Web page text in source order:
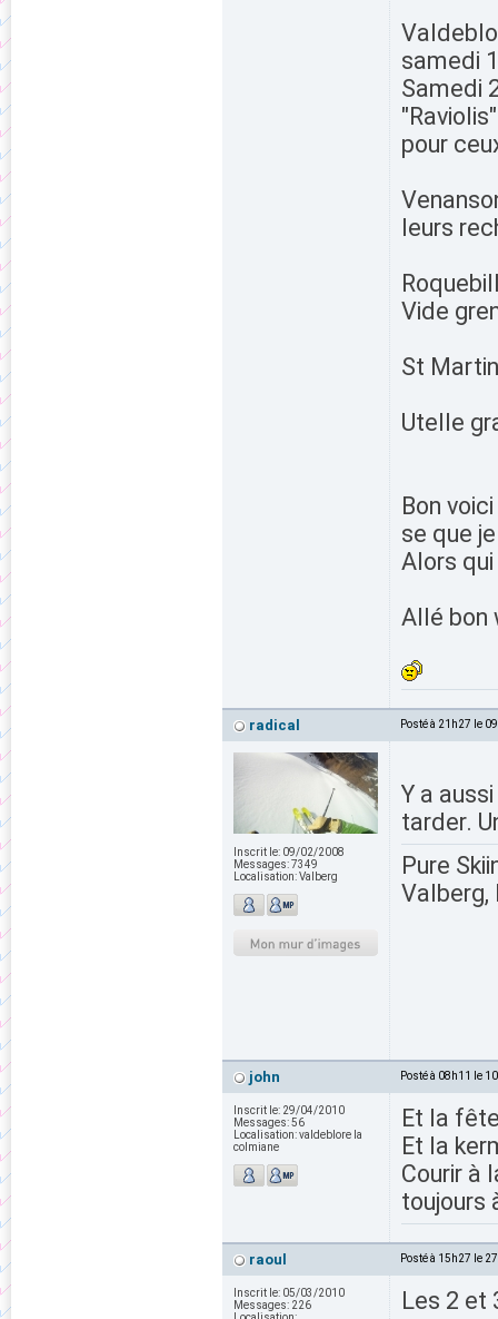
samedi
Samedi
pour
leurs
Vide
St
Utelle
Bon
se que
Alors
Allé bon
radical Posté à 21h27 le
Inscrit le: 09/02/2008
Messages:7349
Localisation:Valberg
Y a
tarder.
Pure
Valberg,
john Posté à 08h11 le
Inscrit le: 29/04/2010
Messages:56
Localisation:valdeblore la
colmiane
Et la
Et la
Courir à
toujours
raoul Posté à 15h27 le
Inscrit le: 05/03/2010
Messages: 226
Les 2 et